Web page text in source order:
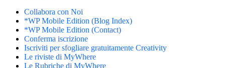
Collabora con Noi
*WP Mobile Edition (Blog Index)
*WP Mobile Edition (Contact)
Conferma iscrizione
Iscriviti per sfogliare gratuitamente Creativity
Le riviste di MyWhere
Le Rubriche di MyWhere